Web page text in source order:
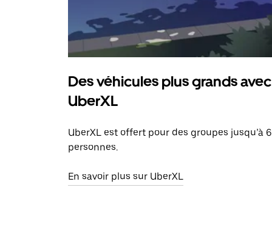
Des véhicules plus grands avec
UberXL
UberXL est offert pour des groupes jusqu’à 6
personnes.
En savoir plus sur UberXL